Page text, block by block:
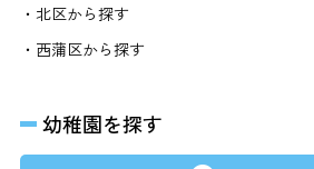
・北区から探す
・西蒲区から探す
幼稚園を探す